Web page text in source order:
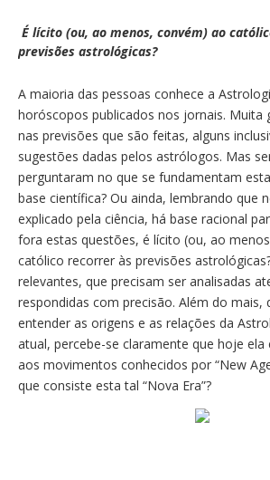
É lícito (ou, ao menos, convém) ao
previsões astrológicas?
A maioria das pessoas conhece a
horóscopos publicados nos jornais. Muita
nas previsões que são feitas, alguns
sugestões dadas pelos astrólogos. Mas
perguntaram no que se fundamentam
base científica? Ou ainda, lembrando que
explicado pela ciência, há base racional
fora estas questões, é lícito (ou, ao
católico recorrer às previsões
relevantes, que precisam ser analisadas
respondidas com precisão. Além do mais,
entender as origens e as relações da
atual, percebe-se claramente que hoje ela
aos movimentos conhecidos por “New
que consiste esta tal “Nova Era”?